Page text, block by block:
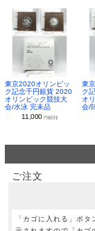
東京2020オリンピッ
ク記念千円銀貨 2020
オリンピック競技大
会/水泳 完未品
11,000円(税別)
東
ク
オ
会/
ご注文
「カゴに入れる」ボ